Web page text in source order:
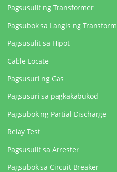
Pagsusulit ng Transformer
Pagsubok sa Langis ng
Pagsusulit sa Hipot
Cable Locate
Pagsusuri ng Gas
Pagsusuri sa pagkakabukod
Pagsubok ng Partial Discharge
Relay Test
Pagsusulit sa Arrester
Pagsubok sa Circuit Breaker